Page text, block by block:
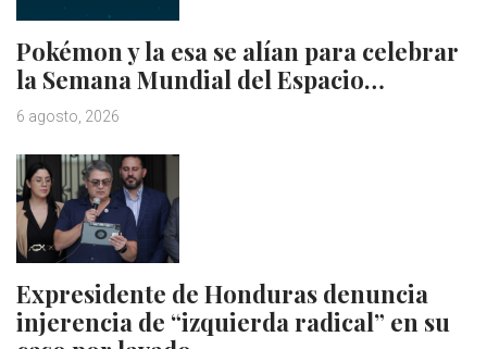
Pokémon y la esa se alían para celebrar
la Semana Mundial del Espacio…
6 agosto, 2026
Expresidente de Honduras denuncia
injerencia de “izquierda radical” en su